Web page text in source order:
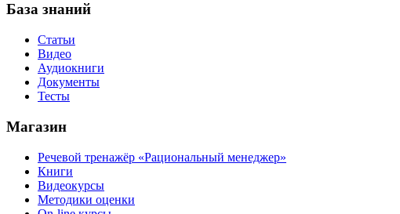
База знаний
Статьи
Видео
Аудиокниги
Документы
Тесты
Магазин
Речевой тренажёр «Рациональный менеджер»
Книги
Видеокурсы
Методики оценки